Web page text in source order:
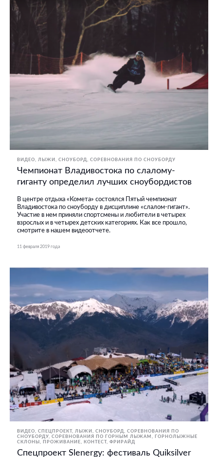
ВИДЕО ЛЫЖИ, СНОУБОРД СОРЕВНОВАНИЯ ПО СНОУБОРДУ
Чемпионат Владивостока по слалому-
гиганту определил лучших сноубордистов
В центре отдыха «Комета» состоялся Пятый чемпионат
Владивостока по сноуборду в дисциплине «слалом-гигант».
Участие в нем приняли спортсмены и любители в четырех
взрослых и в четырех детских категориях. Как все прошло,
смотрите в нашем видеоотчете.
11 февраля 2019 года
ВИДЕО СПЕЦПРОЕКТ ЛЫЖИ, СНОУБОРД
СОРЕВНОВАНИЯ ПО
СНОУБОРДУ
СОРЕВНОВАНИЯ ПО ГОРНЫМ ЛЫЖАМ
ГОРНОЛЫЖНЫЕ
СКЛОНЫ, ПРОЖИВАНИЕ
КОНТЕСТ ФРИРАЙД
Спецпроект Slenergy: фестиваль Quiksilver